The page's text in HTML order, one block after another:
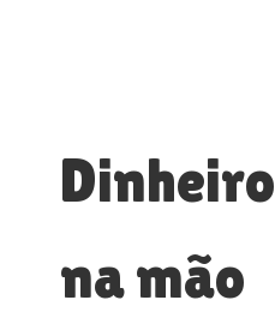
Dinheiro
na mão